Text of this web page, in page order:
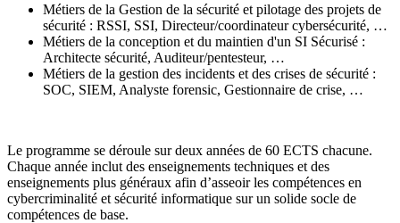
Métiers de la Gestion de la sécurité et pilotage des projets de
sécurité : RSSI, SSI, Directeur/coordinateur cybersécurité, …
Métiers de la conception et du maintien d'un SI Sécurisé :
Architecte sécurité, Auditeur/pentesteur, …
Métiers de la gestion des incidents et des crises de sécurité :
SOC, SIEM, Analyste forensic, Gestionnaire de crise, …
Le programme se déroule sur deux années de 60 ECTS chacune.
Chaque année inclut des enseignements techniques et des
enseignements plus généraux afin d’asseoir les compétences en
cybercriminalité et sécurité informatique sur un solide socle de
compétences de base.